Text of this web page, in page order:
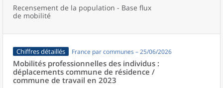
Recensement de la population - Base flux
de mobilité
Chiffres détaillés France par communes – 25/06/2026
Mobilités professionnelles des individus :
déplacements commune de résidence /
commune de travail en 2023